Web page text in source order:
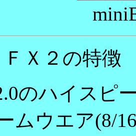
Ｘ２の特徴
のハイスピ
ムウエア(8/